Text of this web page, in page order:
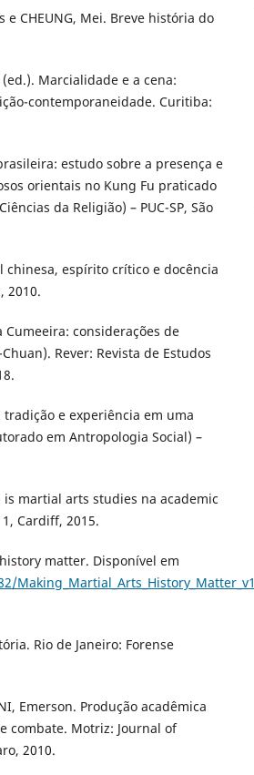
e CHEUNG, Mei. Breve história do
Marcialidade e a cena:
contemporaneidade. Curitiba:
estudo sobre a presença e
orientais no Kung Fu praticado
da Religião) – PUC-SP, São
chinesa, espírito crítico e docência
2010.
Cumeeira: considerações de
Rever: Revista de Estudos
tradição e experiência em uma
em Antropologia Social) –
martial arts studies na academic
Cardiff, 2015.
matter. Disponível em
Rio de Janeiro: Forense
Emerson. Produção acadêmica
combate. Motriz: Journal of
2010.